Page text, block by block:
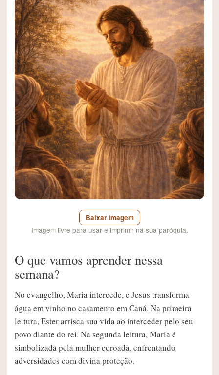
Baixar imagem
Imagem livre para usar e imprimir na sua paróquia.
O que vamos aprender nessa
semana?
No evangelho, Maria intercede, e Jesus transforma
água em vinho no casamento em Caná. Na primeira
leitura, Ester arrisca sua vida ao interceder pelo seu
povo diante do rei. Na segunda leitura, Maria é
simbolizada pela mulher coroada, enfrentando
adversidades com divina proteção.